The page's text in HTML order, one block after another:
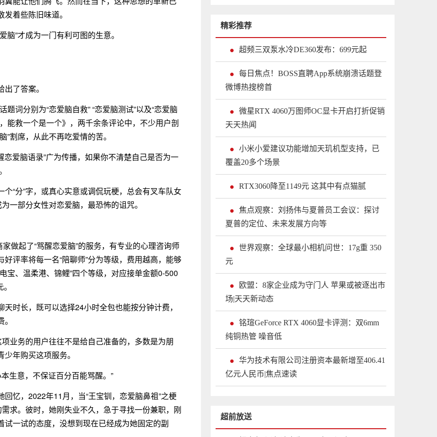
着些陈旧味道。
”才成为一门有利可图的生意。
了答案。
词分别为“恋爱脑自救” “恋爱脑测试”以及“恋爱脑
能救一个是一个》，两千余条评论中，不少用户剖
割席，从此不再吃爱情的苦。
恋爱脑语录”广为传播，如果你不清楚自己是否为一
“分”字，或真心实意或调侃玩梗，总会有叉车队女
一部分女性对恋爱脑，最恐怖的诅咒。
做起了“骂醒恋爱脑”的服务，有专业的心理咨询师
评率将每一名“陪聊师”分为等级，费用越高，能够
宝、温柔港、锦鲤”四个等级，对应接单金额0-500
时长，既可以选择24小时全包也能按分钟计费，
业务的用户往往不是给自己准备的，多数是为朋
年购买这项服务。
生意，不保证百分百能骂醒。”
忆，2022年11月，当“王宝钏，恋爱脑鼻祖”之梗
求。彼时，她刚失业不久，急于寻找一份兼职，刚
一试的态度，没想到现在已经成为她固定的副
精彩推荐
超频三双泵水冷DE360发布：699元起
每日焦点！BOSS直聘App系统崩溃话题登
微博热搜榜首
微星RTX 4060万图师OC显卡开启打折促销
天天热闻
小米小爱建议功能增加天玑机型支持，已
覆盖20多个场景
RTX3060降至1149元 这其中有点猫腻
焦点观察：刘扬伟与夏普员工会议：探讨
夏普的定位、未来发展方向等
世界观察：全球最小相机问世：17g重 350
元
欧盟：8家企业成为守门人 苹果或被逐出市
场|天天新动态
铭瑄GeForce RTX 4060显卡评测：双6mm
纯铜热管 噪音低
华为技术有限公司注册资本最新增至406.41
亿元人民币|焦点速读
超前放送